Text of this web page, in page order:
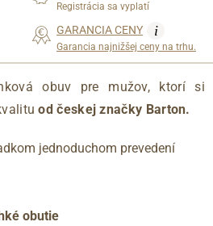
Registrácia sa vyplatí
GARANCIA CENY i
Garancia najnižšej ceny na trhu.
obuv pre mužov, ktorí si
od českej značky Barton.
jednoduchom prevedení
obutie